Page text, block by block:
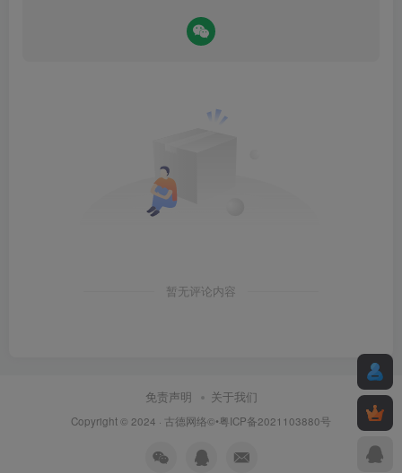
暂无评论内容
免责声明 关于我们
Copyright © 2024 · 古德网络©•粤ICP备2021103880号